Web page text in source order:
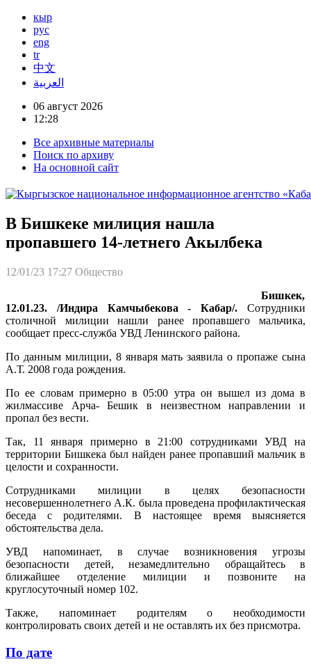
кыр
рус
eng
tr
中文
العربية
06 август 2026
12:28
Все архивные материалы
Поиск по архиву
На основной сайт
В Бишкеке милиция нашла
пропавшего 14-летнего Акылбека
12/01/23 17:27 Общество
Бишкек,
12.01.23. /Индира Камчыбекова - Кабар/. Сотрудники
столичной милиции нашли ранее пропавшего мальчика,
сообщает пресс-служба УВД Ленинского района.
По данным милиции, 8 января мать заявила о пропаже сына
А.Т. 2008 года рождения.
По ее словам примерно в 05:00 утра он вышел из дома в
жилмассиве Арча- Бешик в неизвестном направлении и
пропал без вести.
Так, 11 января примерно в 21:00 сотрудниками УВД на
территории Бишкека был найден ранее пропавший мальчик в
целости и сохранности.
Сотрудниками милиции в целях безопасности
несовершеннолетнего А.К. была проведена профилактическая
беседа с родителями. В настоящее время выясняется
обстоятельства дела.
УВД напоминает, в случае возникновения угрозы
безопасности детей, незамедлительно обращайтесь в
ближайшее отделение милиции и позвоните на
круглосуточный номер 102.
Также, напоминает родителям о необходимости
контролировать своих детей и не оставлять их без присмотра.
По дате